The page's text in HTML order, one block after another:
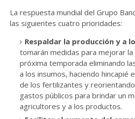
La respuesta mundial del Grupo
las siguientes cuatro prioridades:
Respaldar la producción y a
tomarán medidas para mejorar la
próxima temporada eliminando
a los insumos, haciendo hincapié
de los fertilizantes y
gastos públicos para brindar un
agricultores y a los productos.